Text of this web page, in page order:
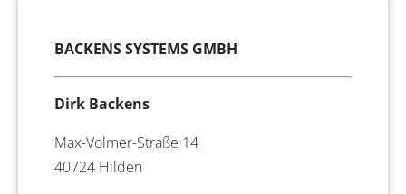
BACKENS SYSTEMS GMBH
Dirk Backens
Max-Volmer-Straße 14
40724 Hilden